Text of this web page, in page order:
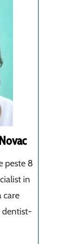
peste 8
in
care
dentist-